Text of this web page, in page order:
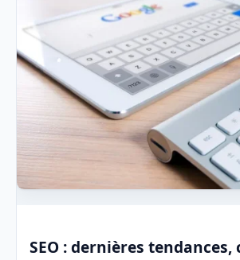
SEO : dernières tendances,